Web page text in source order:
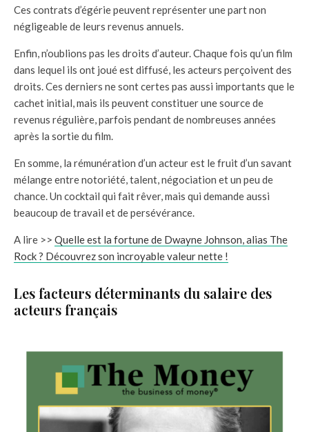
Ces contrats d’égérie peuvent représenter une part non
négligeable de leurs revenus annuels.
Enfin, n’oublions pas les droits d’auteur. Chaque fois qu’un film
dans lequel ils ont joué est diffusé, les acteurs perçoivent des
droits. Ces derniers ne sont certes pas aussi importants que le
cachet initial, mais ils peuvent constituer une source de
revenus régulière, parfois pendant de nombreuses années
après la sortie du film.
En somme, la rémunération d’un acteur est le fruit d’un savant
mélange entre notoriété, talent, négociation et un peu de
chance. Un cocktail qui fait rêver, mais qui demande aussi
beaucoup de travail et de persévérance.
A lire >> Quelle est la fortune de Dwayne Johnson, alias The
Rock ? Découvrez son incroyable valeur nette !
Les facteurs déterminants du salaire des
acteurs français